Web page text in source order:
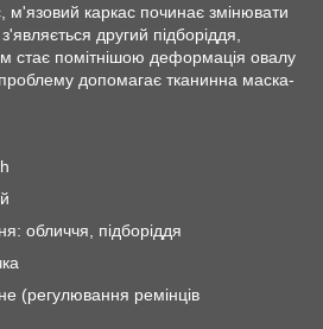
м'язовий каркас починає змінювати
другий підборіддя,
стає помітнішою деформація овалу
допомагає тканинна маска-
обличчя, підборіддя
(регулювання ремінців